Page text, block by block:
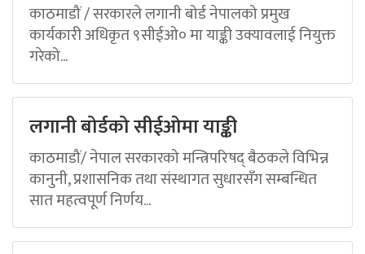
काठमाडौं / सरकारले लगानी बोर्ड नेपालको प्रमुख
कार्यकारी अधिकृत ९सीईओ० मा याङ्की उक्यावलाई नियुक्त
गरेको...
लगानी बोर्डको सीईओमा याङ्की
काठमाडौं/ नेपाल सरकारको मन्त्रिपरिषद् बैठकले विभिन्न
कानुनी, प्रशासनिक तथा संस्थागत सुधारसँग सम्बन्धित
सात महत्वपूर्ण निर्णय...